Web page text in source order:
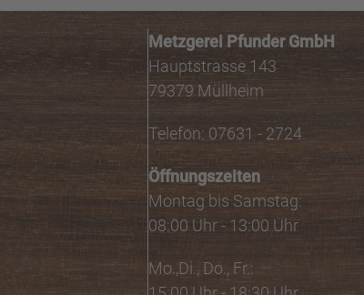
Metzgerei Pfunder GmbH
Hauptstrasse 143
79379 Müllheim
Telefon: 07631 - 2724
Öffnungszeiten
Montag bis Samstag:
08:00 Uhr - 13:00 Uhr
Mo.,Di., Do., Fr.: